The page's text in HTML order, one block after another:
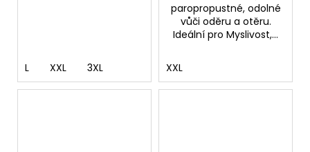
L XXL 3XL
paropropustné, odolné
vůči oděru a otěru.
Ideální pro Myslivost,...
XXL